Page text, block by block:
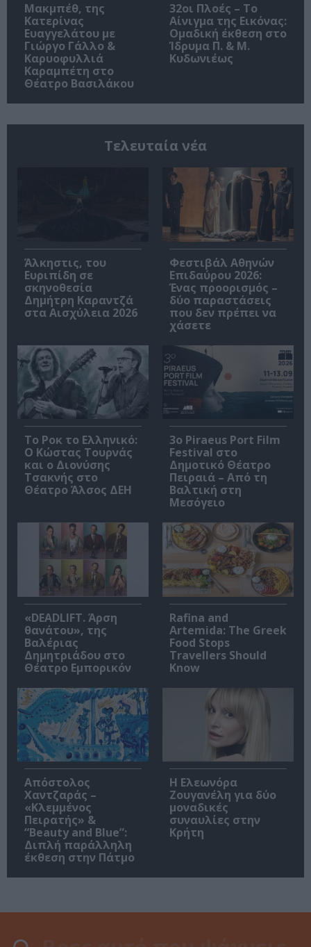
Μακμπέθ, της
Κατερίνας
Ευαγγελάτου με
Γιώργο Γάλλο &
Καρυοφυλλιά
Καραμπέτη στο
Θέατρο Βασιλάκου
32οι Πλοές – Το
Αίνιγμα της Εικόνας:
Ομαδική έκθεση στο
Ίδρυμα Π. & Μ.
Κυδωνιέως
Τελευταία νέα
Άλκηστις, του
Ευριπίδη σε
σκηνοθεσία
Δημήτρη Καραντζά
στα Αισχύλεια 2026
Φεστιβάλ Αθηνών
Επιδαύρου 2026:
Ένας προορισμός –
δύο παραστάσεις
που δεν πρέπει να
χάσετε
Το Ροκ το Ελληνικό:
Ο Κώστας Τουρνάς
και ο Διονύσης
Τσακνής στο
Θέατρο Άλσος ΔΕΗ
3o Piraeus Port Film
Festival στο
Δημοτικό Θέατρο
Πειραιά – Από τη
Βαλτική στη
Μεσόγειο
«DEADLIFT. Άρση
θανάτου», της
Βαλέριας
Δημητριάδου στο
Θέατρο Εμπορικόν
Rafina and
Artemida: The Greek
Food Stops
Travellers Should
Know
Απόστολος
Χαντζαράς –
«Κλεμμένος
Πειρατής» &
“Beauty and Blue”:
Διπλή παράλληλη
έκθεση στην Πάτμο
Η Ελεωνόρα
Ζουγανέλη για δύο
μοναδικές
συναυλίες στην
Κρήτη